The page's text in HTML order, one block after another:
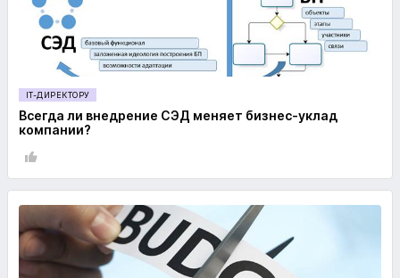
IT-ДИРЕКТОРУ
Всегда ли внедрение СЭД меняет бизнес-уклад
компании?